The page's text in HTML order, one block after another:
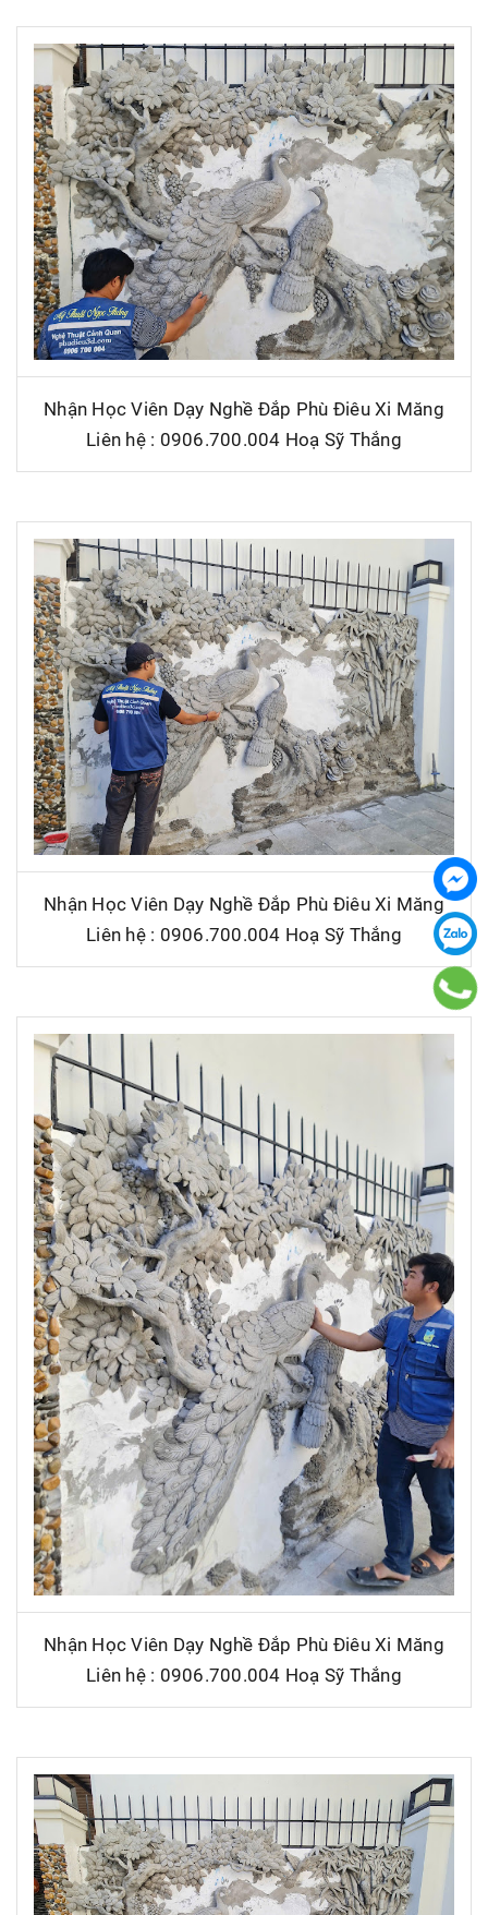
Nhận Học Viên Dạy Nghề Đắp Phù Điêu Xi Măng
Liên hệ : 0906.700.004 Hoạ Sỹ Thắng
Nhận Học Viên Dạy Nghề Đắp Phù Điêu Xi Măng
Liên hệ : 0906.700.004 Hoạ Sỹ Thắng
Nhận Học Viên Dạy Nghề Đắp Phù Điêu Xi Măng
Liên hệ : 0906.700.004 Hoạ Sỹ Thắng